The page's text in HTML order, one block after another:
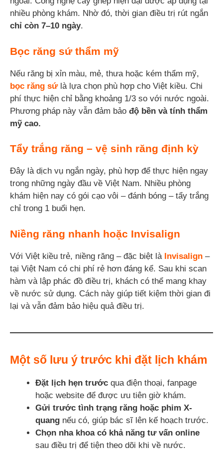
nhiều phòng khám. Nhờ đó, thời gian điều trị rút ngắn
chỉ còn 7–10 ngày.
Bọc răng sứ thẩm mỹ
Nếu răng bị xỉn màu, mẻ, thưa hoặc kém thẩm mỹ,
bọc răng sứlà lựa chọn phù hợp cho Việt kiều. Chi
phí thực hiện chỉ bằng khoảng 1/3 so với nước ngoài.
Phương pháp này vẫn đảm bảo độ bền và tính thẩm
mỹ cao.
Tẩy trắng răng – vệ sinh răng định kỳ
Đây là dịch vụ ngắn ngày, phù hợp để thực hiện ngay
trong những ngày đầu về Việt Nam. Nhiều phòng
khám hiện nay có gói cạo vôi – đánh bóng – tẩy trắng
chỉ trong 1 buổi hẹn.
Niềng răng nhanh hoặc Invisalign
Với Việt kiều trẻ, niềng răng – đặc biệt là Invisalign –
tại Việt Nam có chi phí rẻ hơn đáng kể. Sau khi scan
hàm và lập phác đồ điều trị, khách có thể mang khay
về nước sử dụng. Cách này giúp tiết kiệm thời gian đi
lại và vẫn đảm bảo hiệu quả điều trị.
Một số lưu ý trước khi đặt lịch khám
Đặt lịch hẹn trước qua điện thoại, fanpage
hoặc website để được ưu tiên giờ khám.
Gửi trước tình trạng răng hoặc phim X-
quang nếu có, giúp bác sĩ lên kế hoạch trước.
Chọn nha khoa có khả năng tư vấn online
sau điều trị để tiện theo dõi khi về nước.